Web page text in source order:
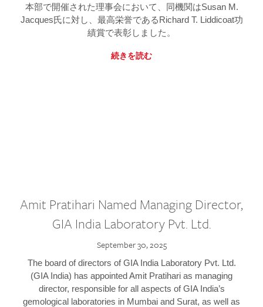
本部で開催された理事会において、同機関はSusan M.
Jacques氏に対し、最高栄誉であるRichard T. Liddicoat功
績賞で表彰しました。
続きを読む
Amit Pratihari Named Managing Director,
GIA India Laboratory Pvt. Ltd.
September 30, 2025
The board of directors of GIA India Laboratory Pvt. Ltd.
(GIA India) has appointed Amit Pratihari as managing
director, responsible for all aspects of GIA India’s
gemological laboratories in Mumbai and Surat, as well as